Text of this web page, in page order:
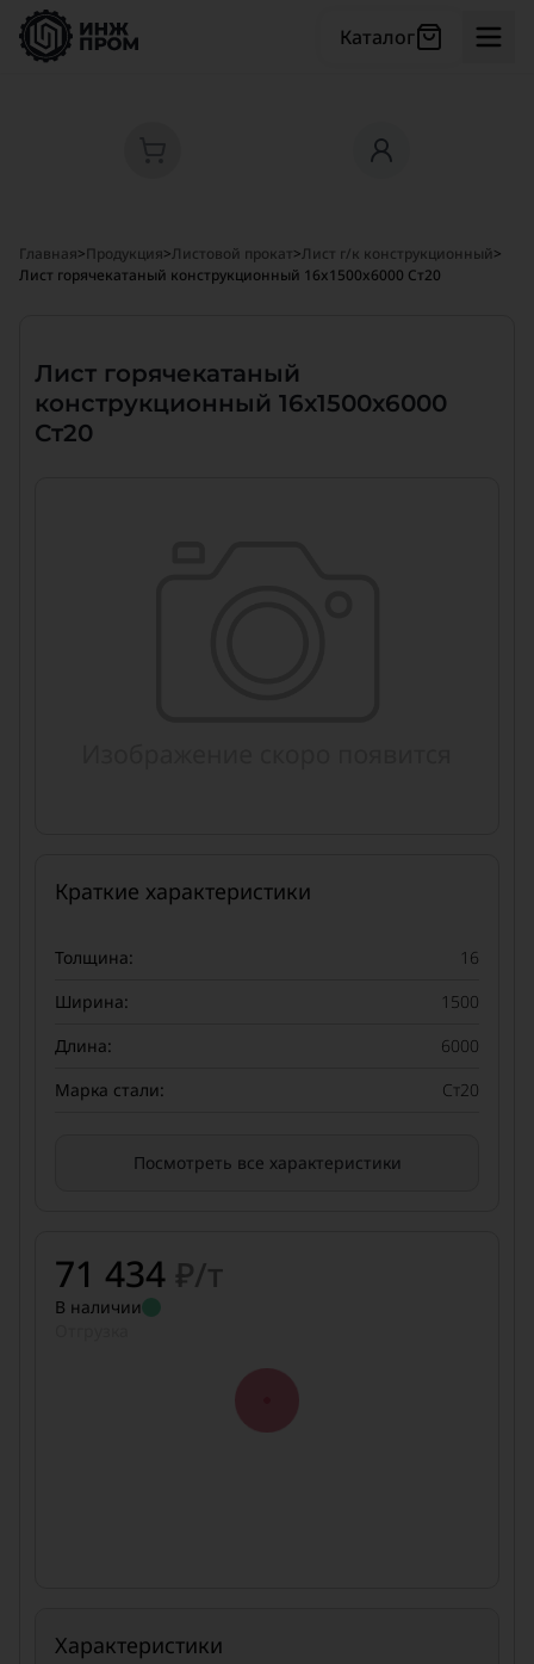
Каталог
Главная>Продукция>Листовой прокат>Лист г/к конструкционный>
Лист горячекатаный конструкционный 16x1500x6000 Ст20
Лист горячекатаный
конструкционный 16x1500x6000
Ст20
Краткие характеристики
Толщина:
16
Ширина:
1500
Длина:
6000
Марка стали:
Ст20
Посмотреть все характеристики
71 434 ₽/т
В наличии
Характеристики